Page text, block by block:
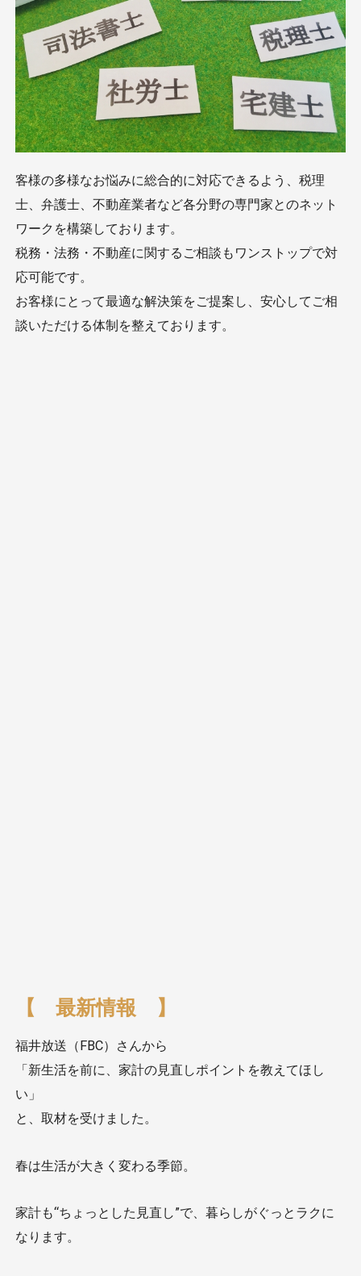
客様の多様なお悩みに総合的に対応できるよう、税理
士、弁護士、不動産業者など各分野の専門家とのネット
ワークを構築しております。
税務・法務・不動産に関するご相談もワンストップで対
応可能です。
お客様にとって最適な解決策をご提案し、安心してご相
談いただける体制を整えております。
【 最新情報 】
福井放送（FBC）さんから
「新生活を前に、家計の見直しポイントを教えてほし
い」
と、取材を受けました。
春は生活が大きく変わる季節。
家計も“ちょっとした見直し”で、暮らしがぐっとラクに
なります。